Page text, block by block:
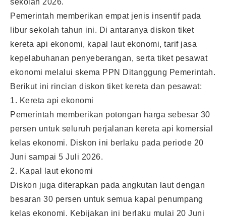
Pemerintah memberikan empat jenis insentif pada
libur sekolah tahun ini. Di antaranya diskon tiket
kereta api ekonomi, kapal laut ekonomi, tarif jasa
kepelabuhanan penyeberangan, serta tiket pesawat
ekonomi melalui skema PPN Ditanggung Pemerintah.
Berikut ini rincian diskon tiket kereta dan pesawat:
1. Kereta api ekonomi
Pemerintah memberikan potongan harga sebesar 30
persen untuk seluruh perjalanan kereta api komersial
kelas ekonomi. Diskon ini berlaku pada periode 20
Juni sampai 5 Juli 2026.
2. Kapal laut ekonomi
Diskon juga diterapkan pada angkutan laut dengan
besaran 30 persen untuk semua kapal penumpang
kelas ekonomi. Kebijakan ini berlaku mulai 20 Juni